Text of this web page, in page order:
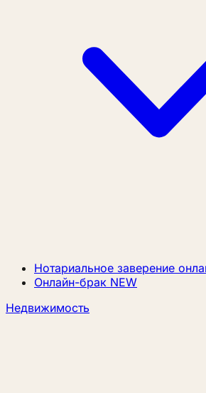
Нотариальное заверение
Онлайн-брак NEW
Недвижимость